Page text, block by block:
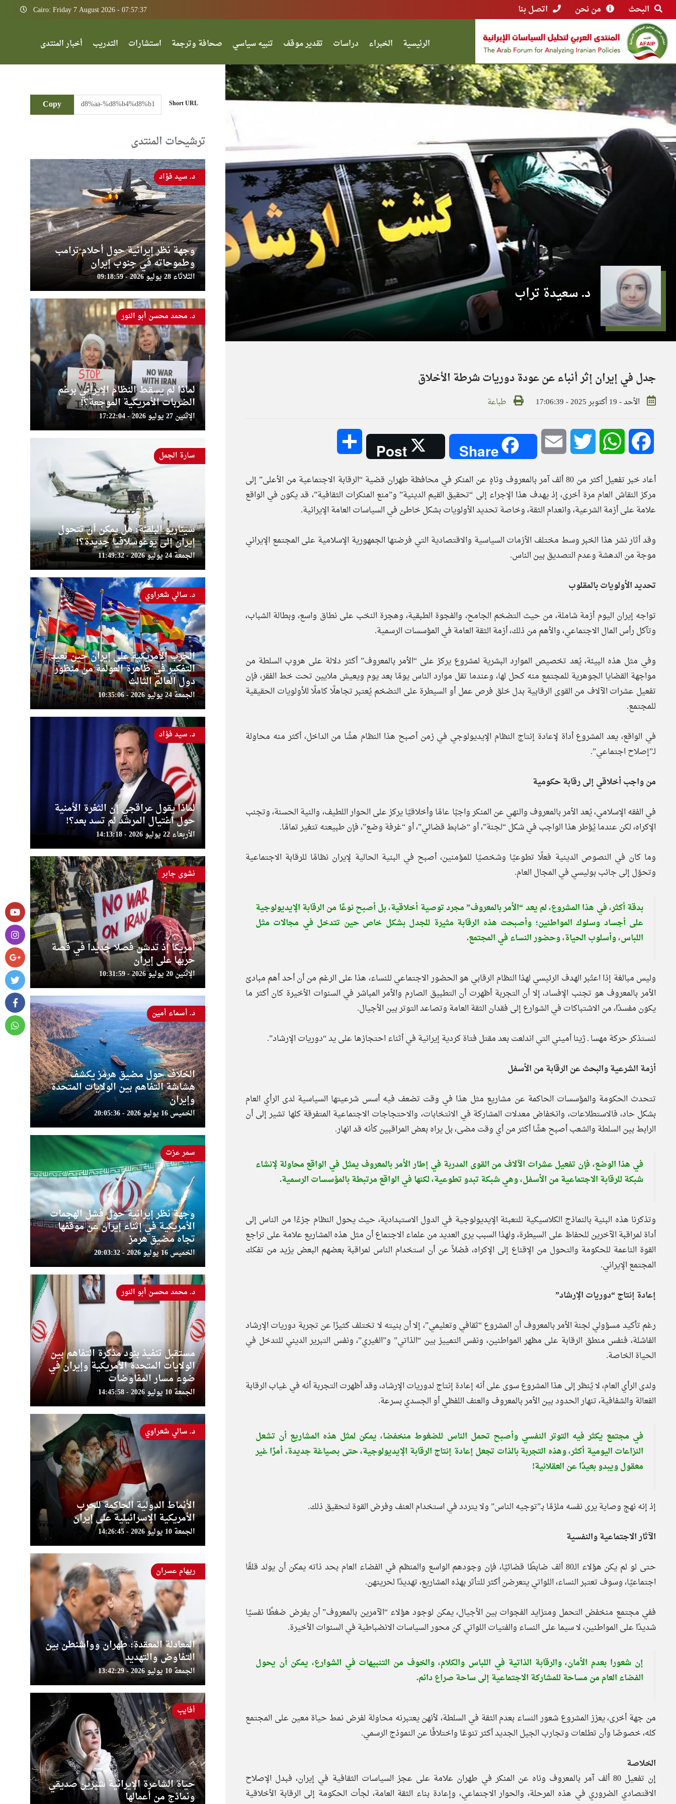
البحث من نحن اتصل بنا Cairo: Friday 7 August 2026 - 07:57:37
الرئيسية الخبراء دراسات تقدير موقف تنبيه سياسي صحافة وترجمة استشارات التدريب أخبار المنتدى
د. سعيدة تراب
جدل في إيران إثر أنباء عن عودة دوريات شرطة الأخلاق
الأحد - 19 أكتوبر 2025 - 17:06:39 طباعة
Facebook
WhatsApp
Twitter
Email
Share
Post
أعاد خبر تفعيل أكثر من 80 ألف آمر بالمعروف وناهٍ عن المنكر في محافظة طهران قضية “الرقابة الاجتماعية من الأعلى” إلى
مركز النقاش العام مرة أخرى، إذ يهدف هذا الإجراء إلى “تحقيق القيم الدينية” و”منع المنكرات الثقافية”، قد يكون في الواقع
علامة على أزمة الشرعية، وانعدام الثقة، وخاصة تحديد الأولويات بشكل خاطئ في السياسات العامة الإيرانية.
وقد أثار نشر هذا الخبر وسط مختلف الأزمات السياسية والاقتصادية التي فرضتها الجمهورية الإسلامية على المجتمع الإيراني
موجة من الدهشة وعدم التصديق بين الناس.
تحديد الأولويات بالمقلوب
تواجه إيران اليوم أزمة شاملة، من حيث التضخم الجامح، والفجوة الطبقية، وهجرة النخب على نطاق واسع، وبطالة الشباب،
وتآكل رأس المال الاجتماعي، والأهم من ذلك، أزمة الثقة العامة في المؤسسات الرسمية.
وفي مثل هذه البيئة، يُعد تخصيص الموارد البشرية لمشروع يركز على “الأمر بالمعروف” أكثر دلالة على هروب السلطة من
مواجهة القضايا الجوهرية للمجتمع منه كحل لها، وعندما تقل موارد الناس يومًا بعد يوم ويعيش ملايين تحت خط الفقر، فإن
تفعيل عشرات الآلاف من القوى الرقابية بدل خلق فرص عمل أو السيطرة على التضخم يُعتبر تجاهلًا كاملًا للأولويات الحقيقية
للمجتمع.
في الواقع، يعد المشروع أداة لإعادة إنتاج النظام الإيديولوجي في زمن أصبح هذا النظام هشًا من الداخل، أكثر منه محاولة
لـ”إصلاح اجتماعي”.
من واجب أخلاقي إلى رقابة حكومية
في الفقه الإسلامي، يُعد الأمر بالمعروف والنهي عن المنكر واجبًا عامًا وأخلاقيًا يركز على الحوار اللطيف، والنية الحسنة، وتجنب
الإكراه، لكن عندما يُؤطر هذا الواجب في شكل “لجنة”، أو “ضابط قضائي”، أو “غرفة وضع”، فإن طبيعته تتغير تمامًا.
وما كان في النصوص الدينية فعلًا تطوعيًا وشخصيًا للمؤمنين، أصبح في البنية الحالية لإيران نظامًا للرقابة الاجتماعية
وتحوّل إلى جانب بوليسي في المجال العام.
بدقة أكثر، في هذا المشروع، لم يعد “الأمر بالمعروف” مجرد توصية أخلاقية، بل أصبح نوعًا من الرقابة الإيديولوجية
على أجساد وسلوك المواطنين؛ وأصبحت هذه الرقابة مثيرة للجدل بشكل خاص حين تتدخل في مجالات مثل
اللباس، وأسلوب الحياة، وحضور النساء في المجتمع.
وليس مبالغة إذا اعتُبر الهدف الرئيسي لهذا النظام الرقابي هو الحضور الاجتماعي للنساء، هذا على الرغم من أن أحد أهم مبادئ
الأمر بالمعروف هو تجنب الإفساد، إلا أن التجربة أظهرت أن التطبيق الصارم والأمر المباشر في السنوات الأخيرة كان أكثر ما
يكون مفسدًا، من الاشتباكات في الشوارع إلى فقدان الثقة العامة وتصاعد التوتر بين الأجيال.
لنستذكر حركة مهسا ـ ژينا أميني التي اندلعت بعد مقتل فتاة كردية إيرانية في أثناء احتجازها على يد “دوريات الإرشاد”.
أزمة الشرعية والبحث عن الرقابة من الأسفل
تتحدث الحكومة والمؤسسات الحاكمة عن مشاريع مثل هذا في وقت تضعف فيه أسس شرعيتها السياسية لدى الرأي العام
بشكل حاد، فالاستطلاعات، وانخفاض معدلات المشاركة في الانتخابات، والاحتجاجات الاجتماعية المتفرقة كلها تشير إلى أن
الرابط بين السلطة والشعب أصبح هشًا أكثر من أي وقت مضى، بل يراه بعض المراقبين كأنه قد انهار.
في هذا الوضع، فإن تفعيل عشرات الآلاف من القوى المدربة في إطار الأمر بالمعروف يمثل في الواقع محاولة لإنشاء
شبكة للرقابة الاجتماعية من الأسفل، وهي شبكة تبدو تطوعية، لكنها في الواقع مرتبطة بالمؤسسات الرسمية.
وتذكرنا هذه البنية بالنماذج الكلاسيكية للتعبئة الإيديولوجية في الدول الاستبدادية، حيث يحول النظام جزءًا من الناس إلى
أداة لمراقبة الآخرين للحفاظ على السيطرة، ولهذا السبب يرى العديد من علماء الاجتماع أن مثل هذه المشاريع علامة على تراجع
القوة الناعمة للحكومة والتحول من الإقناع إلى الإكراه، فضلاً عن أن استخدام الناس لمراقبة بعضهم البعض يزيد من تفكك
المجتمع الإيراني.
إعادة إنتاج “دوريات الإرشاد”
رغم تأكيد مسؤولي لجنة الأمر بالمعروف أن المشروع “ثقافي وتعليمي”، إلا أن بنيته لا تختلف كثيرًا عن تجربة دوريات الإرشاد
الفاشلة، فنفس منطق الرقابة على مظهر المواطنين، ونفس التمييز بين “الذاتي” و”الغيري”، ونفس التبرير الديني للتدخل في
الحياة الخاصة.
ولدى الرأي العام، لا يُنظر إلى هذا المشروع سوى على أنه إعادة إنتاج لدوريات الإرشاد، وقد أظهرت التجربة أنه في غياب الرقابة
الفعالة والشفافية، تنهار الحدود بين الأمر بالمعروف والعنف اللفظي أو الجسدي بسرعة.
في مجتمع يكثر فيه التوتر النفسي وأصبح تحمل الناس للضغوط منخفضا، يمكن لمثل هذه المشاريع أن تشعل
النزاعات اليومية أكثر، وهذه التجربة بالذات تجعل إعادة إنتاج الرقابة الإيديولوجية، حتى بصياغة جديدة، أمرًا غير
معقول ويبدو بعيدًا عن العقلانية!
إذ إنه نهج وصاية يرى نفسه ملزمًا بـ”توجيه الناس” ولا يتردد في استخدام العنف وفرض القوة لتحقيق ذلك.
الآثار الاجتماعية والنفسية
حتى لو لم يكن هؤلاء الـ80 ألف ضابطًا قضائيًا، فإن وجودهم الواسع والمنظم في الفضاء العام بحد ذاته يمكن أن يولد قلقًا
اجتماعيًا، وسوف تعتبر النساء، اللواتي يتعرضن أكثر للتأثر بهذه المشاريع، تهديدًا لحريتهن.
ففي مجتمع منخفض التحمل ومتزايد الفجوات بين الأجيال، يمكن لوجود هؤلاء “الآمرين بالمعروف” أن يفرض ضغطًا نفسيًا
شديدًا على المواطنين، لا سيما على النساء والفتيات اللواتي كن محور السياسات الانضباطية في السنوات الأخيرة.
إن شعورا بعدم الأمان، والرقابة الذاتية في اللباس والكلام، والخوف من التنبيهات في الشوارع، يمكن أن يحول
الفضاء العام من مساحة للمشاركة الاجتماعية إلى ساحة صراع دائم.
من جهة أخرى، يعزز المشروع شعور النساء بعدم الثقة في السلطة، لأنهن يعتبرنه محاولة لفرض نمط حياة معين على المجتمع
كله، خصوصًا وأن تطلعات وتجارب الجيل الجديد أكثر تنوعًا واختلافًا عن النموذج الرسمي.
الخلاصة
إن تفعيل 80 ألف آمر بالمعروف وناه عن المنكر في طهران علامة على عجز السياسات الثقافية في إيران، فبدل الإصلاح
الاقتصادي الضروري في هذه المرحلة، والحوار الاجتماعي، وإعادة بناء الثقة العامة، لجأت الحكومة إلى الرقابة الأخلاقية
Short URL
Copy
ترشيحات المنتدى
وجهة نظر إيرانية حول أحلام ترامب
وطموحاته في جنوب إيران
الثلاثاء 28 يوليو 2026 - 09:18:59
د. سيد فؤاد
لماذا لم يسقط النظام الإيراني برغم
الضربات الأمريكية الموجعة؟!
الإثنين 27 يوليو 2026 - 17:22:04
د. محمد محسن أبو النور
سيناريو البلقنة: هل يمكن أن تتحول
إيران إلى يوغوسلافيا جديدة؟!
الجمعة 24 يوليو 2026 - 11:49:32
سارة الجمل
الحرب الأمريكية على إيران حين تعيد
التفكير في ظاهرة العولمة من منظور
دول العالم الثالث
الجمعة 24 يوليو 2026 - 10:35:06
د. سالي شعراوي
لماذا يقول عراقجي إن الثغرة الأمنية
حول اغتيال المرشد لم تسد بعد؟!
الأربعاء 22 يوليو 2026 - 14:13:18
د. سيد فؤاد
أمريكا إذ تدشن فصلا جديدا في قصة
حربها على إيران
الإثنين 20 يوليو 2026 - 10:31:59
نشوى جابر
الخلاف حول مضيق هرمز يكشف
هشاشة التفاهم بين الولايات المتحدة
وإيران
الخميس 16 يوليو 2026 - 20:05:36
د. أسماء أمين
وجهة نظر إيرانية حول فشل الهجمات
الأمريكية في إثناء إيران عن موقفها
تجاه مضيق هرمز
الخميس 16 يوليو 2026 - 20:03:32
سمر عزت
مستقبل تنفيذ بنود مذكرة التفاهم بين
الولايات المتحدة الأمريكية وإيران في
ضوء مسار المفاوضات
الجمعة 10 يوليو 2026 - 14:45:58
د. محمد محسن أبو النور
الأنماط الدولية الحاكمة للحرب
الأمريكية الإسرائيلية على إيران
الجمعة 10 يوليو 2026 - 14:26:45
د. سالي شعراوي
المعادلة المعقدة: طهران وواشنطن بين
التفاوض والتهديد
الجمعة 10 يوليو 2026 - 13:42:29
ريهام عسران
حياة الشاعرة الإيرانية شيرين صديقي
ونماذج من أعمالها
أفايب